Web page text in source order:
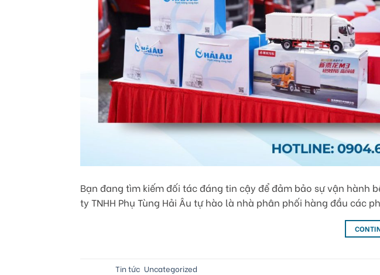
Bạn đang tìm kiếm đối tác đáng tin cậy để đảm bảo sự vận hành
ty TNHH Phụ Tùng Hải Âu tự hào là nhà phân phối hàng đầu các
Tin tức Uncategorized